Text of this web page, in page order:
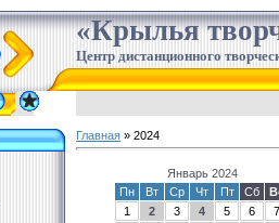
«Крылья
Центр дистанционного
Главная » 2024
Январь 2024
Пн
Вт Ср Чт Пт Сб
1
2 3 4 5 6
7